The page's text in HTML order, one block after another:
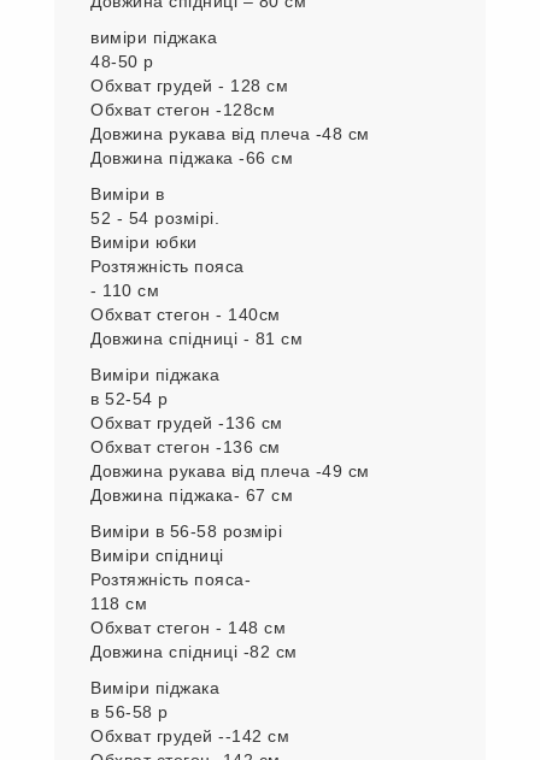
Виміри юбки:
розтяжність пояса
-102 см
Обхват стегон - 132 см
Довжина спідниці – 80 см
48-50 р
Обхват грудей - 128 см
Обхват стегон -128см
Довжина рукава від плеча -48 см
Довжина піджака -66 см
Виміри в
Виміри юбки
Розтяжність пояса
- 110 см
Обхват стегон - 140см
Довжина спідниці - 81 см
в 52-54 р
Обхват грудей -136 см
Обхват стегон -136 см
Довжина рукава від плеча -49 см
Довжина піджака- 67 см
Виміри спідниці
Розтяжність пояса-
118 см